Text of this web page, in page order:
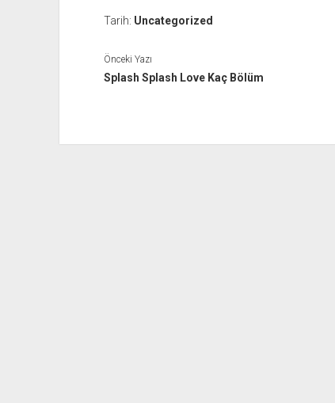
Tarih: Uncategorized
Önceki Yazı
Splash Splash Love Kaç Bölüm